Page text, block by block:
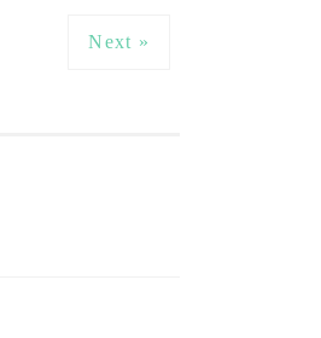
Next »